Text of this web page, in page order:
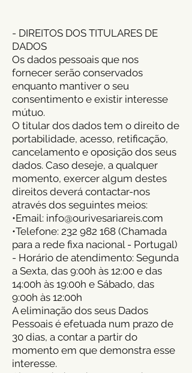
- DIREITOS DOS TITULARES DE
DADOS
Os dados pessoais que nos
fornecer serão conservados
enquanto mantiver o seu
consentimento e existir interesse
mútuo.
O titular dos dados tem o direito de
portabilidade, acesso, retificação,
cancelamento e oposição dos seus
dados. Caso deseje, a qualquer
momento, exercer algum destes
direitos deverá contactar-nos
através dos seguintes meios:
•Email: info@ourivesariareis.com
•Telefone: 232 982 168 (Chamada
para a rede fixa nacional - Portugal)
- Horário de atendimento: Segunda
a Sexta, das 9:00h às 12:00 e das
14:00h às 19:00h e Sábado, das
9:00h às 12:00h
A eliminação dos seus Dados
Pessoais é efetuada num prazo de
30 dias, a contar a partir do
momento em que demonstra esse
interesse.